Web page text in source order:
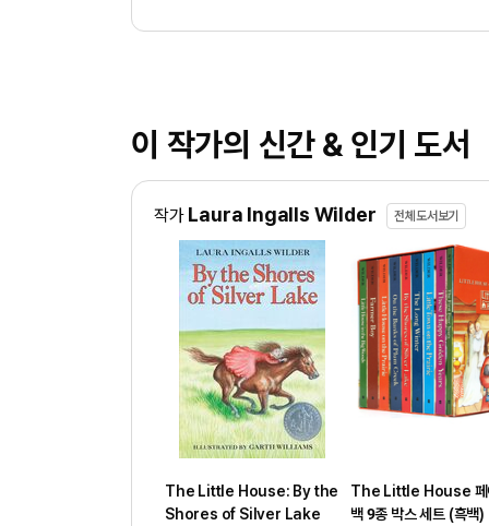
이 작가의 신간 & 인기 도서
작가 Laura Ingalls Wilder 전체도서보기
The Little House: By the
Shores of Silver Lake
The Little House 페
백 9종 박스 세트 (흑백)